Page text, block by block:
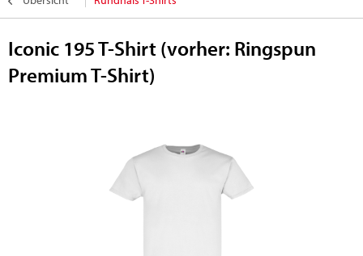
Iconic 195 T-Shirt (vorher: Ringspun
Premium T-Shirt)